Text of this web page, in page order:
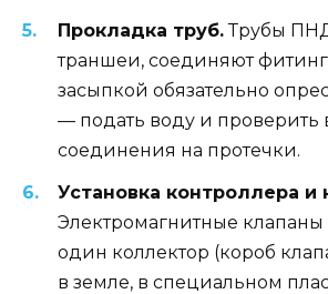
Прокладка труб.Трубы
траншеи, соединяют
засыпкой обязательно
— подать воду и проверить
соединения на протечки.
Установка контроллера и
Электромагнитные клапаны
один коллектор (короб
в земле, в специальном